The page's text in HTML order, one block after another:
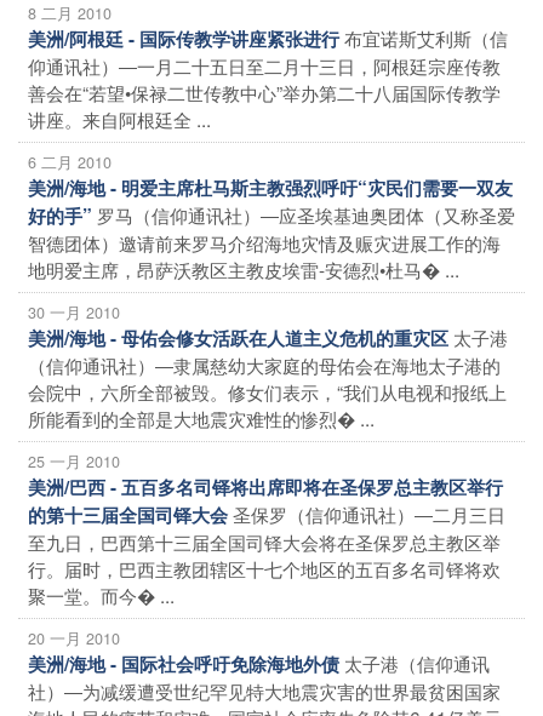
8 二月 2010
美洲/阿根廷 - 国际传教学讲座紧张进行布宜诺斯艾利斯（信
仰通讯社）―一月二十五日至二月十三日，阿根廷宗座传教
善会在“若望•保禄二世传教中心”举办第二十八届国际传教学
讲座。来自阿根廷全 ...
6 二月 2010
美洲/海地 - 明爱主席杜马斯主教强烈呼吁“灾民们需要一双友
好的手” 罗马（信仰通讯社）―应圣埃基迪奥团体（又称圣爱
智德团体）邀请前来罗马介绍海地灾情及赈灾进展工作的海
地明爱主席，昂萨沃教区主教皮埃雷-安德烈•杜马� ...
30 一月 2010
美洲/海地 - 母佑会修女活跃在人道主义危机的重灾区 太子港
（信仰通讯社）―隶属慈幼大家庭的母佑会在海地太子港的
会院中，六所全部被毁。修女们表示，“我们从电视和报纸上
所能看到的全部是大地震灾难性的惨烈� ...
25 一月 2010
美洲/巴西 - 五百多名司铎将出席即将在圣保罗总主教区举行
的第十三届全国司铎大会圣保罗（信仰通讯社）―二月三日
至九日，巴西第十三届全国司铎大会将在圣保罗总主教区举
行。届时，巴西主教团辖区十七个地区的五百多名司铎将欢
聚一堂。而今� ...
20 一月 2010
美洲/海地 - 国际社会呼吁免除海地外债 太子港（信仰通讯
社）―为减缓遭受世纪罕见特大地震灾害的世界最贫困国家